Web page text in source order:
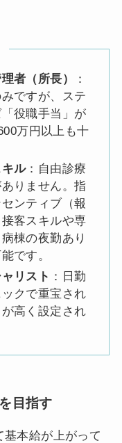
者（所長）
：
ですが、ステ
役職手当」が
万円以上も十
ル：自由診療
りません。指
ンティブ（報
客スキルや専
棟の夜勤あり
です。
リスト ：日勤
クで重宝され
高く設定され
目指す
本給が上がって